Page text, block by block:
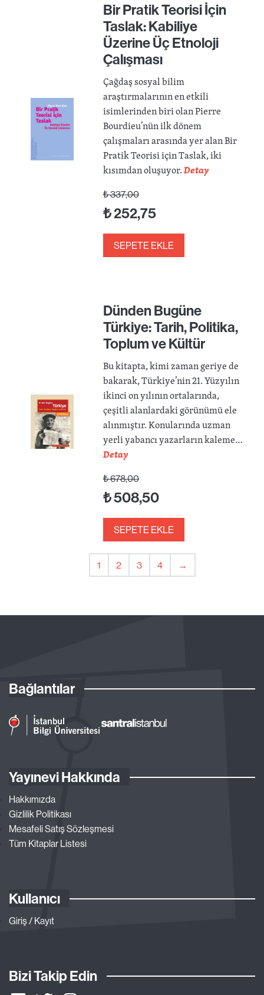
Bir Pratik Teorisi İçin
Taslak: Kabiliye
Üzerine Üç Etnoloji
Çalışması
Çağdaş sosyal bilim
araştırmalarının en etkili
isimlerinden biri olan Pierre
Bourdieu’nün ilk dönem
çalışmaları arasında yer alan Bir
Pratik Teorisi için Taslak, iki
kısımdan oluşuyor.Detay
₺337,00
₺252,75
SEPETE EKLE
Dünden Bugüne
Türkiye: Tarih, Politika,
Toplum ve Kültür
Bu kitapta, kimi zaman geriye de
bakarak, Türkiye’nin 21. Yüzyılın
ikinci on yılının ortalarında,
çeşitli alanlardaki görünümü ele
alınmıştır. Konularında uzman
yerli yabancı yazarların kaleme…
Detay
₺678,00
₺508,50
SEPETE EKLE
1 2 3 4 →
Bağlantılar
Yayınevi Hakkında
Hakkımızda
Gizlilik Politikası
Mesafeli Satış Sözleşmesi
Tüm Kitaplar Listesi
Kullanıcı
Giriş / Kayıt
Bizi Takip Edin